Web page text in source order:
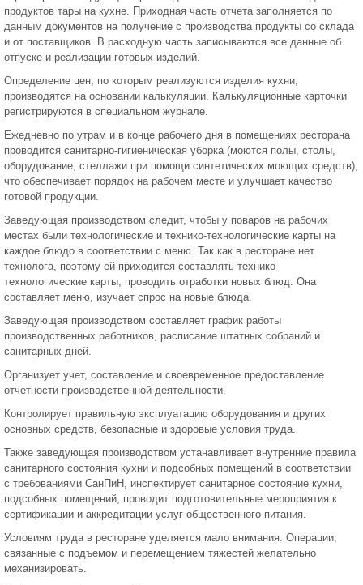
продуктов тары на кухне. Приходная часть отчета заполняется по
данным документов на получение с производства продукты со склада
и от поставщиков. В расходную часть записываются все данные об
отпуске и реализации готовых изделий.
Определение цен, по которым реализуются изделия кухни,
производятся на основании калькуляции. Калькуляционные карточки
регистрируются в специальном журнале.
Ежедневно по утрам и в конце рабочего дня в помещениях ресторана
проводится санитарно-гигиеническая уборка (моются полы, столы,
оборудование, стеллажи при помощи синтетических моющих средств),
что обеспечивает порядок на рабочем месте и улучшает качество
готовой продукции.
Заведующая производством следит, чтобы у поваров на рабочих
местах были технологические и технико-технологические карты на
каждое блюдо в соответствии с меню. Так как в ресторане нет
технолога, поэтому ей приходится составлять технико-
технологические карты, проводить отработки новых блюд. Она
составляет меню, изучает спрос на новые блюда.
Заведующая производством составляет график работы
производственных работников, расписание штатных собраний и
санитарных дней.
Организует учет, составление и своевременное предоставление
отчетности производственной деятельности.
Контролирует правильную эксплуатацию оборудования и других
основных средств, безопасные и здоровые условия труда.
Также заведующая производством устанавливает внутренние правила
санитарного состояния кухни и подсобных помещений в соответствии
с требованиями СанПиН, инспектирует санитарное состояние кухни,
подсобных помещений, проводит подготовительные мероприятия к
сертификации и аккредитации услуг общественного питания.
Условиям труда в ресторане уделяется мало внимания. Операции,
связанные с подъемом и перемещением тяжестей желательно
механизировать.